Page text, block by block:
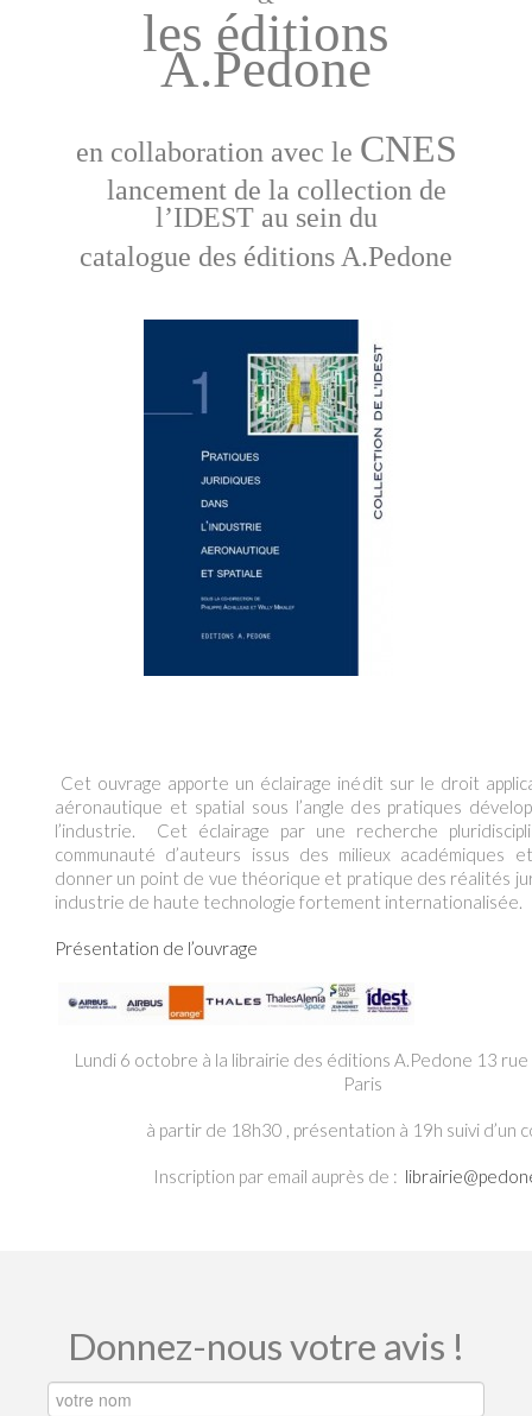
les éditions
A.Pedone
en collaboration avec le CNES
lancement de la collection de
l’IDEST au sein du
catalogue des éditions A.Pedone
Cet ouvrage apporte un éclairage inédit sur le droit
aéronautique et spatial sous l’angle des pratiques
l’industrie. Cet éclairage par une recherche
communauté d’auteurs issus des milieux académiques
donner un point de vue théorique et pratique des réalités
industrie de haute technologie fortement internationalisée.
Présentation de l’ouvrage
Lundi 6 octobre à la librairie des éditions A.Pedone 13
Paris
à partir de 18h30 , présentation à 19h suivi d’un
Inscription par email auprès de :
Donnez-nous votre avis !